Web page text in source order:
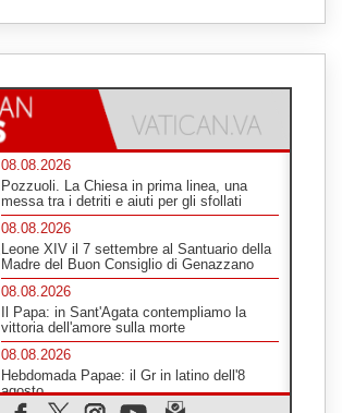
08.08.2026
Pozzuoli. La Chiesa in prima linea, una
messa tra i detriti e aiuti per gli sfollati
08.08.2026
Leone XIV il 7 settembre al Santuario della
Madre del Buon Consiglio di Genazzano
08.08.2026
Il Papa: in Sant'Agata contempliamo la
vittoria dell'amore sulla morte
08.08.2026
Hebdomada Papae: il Gr in latino dell'8
agosto